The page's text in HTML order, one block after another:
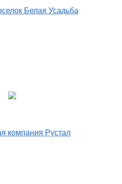
Белая Усадьба
компания Рустал